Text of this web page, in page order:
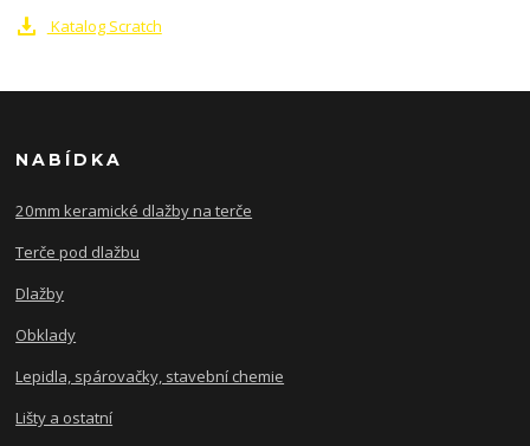
Katalog Scratch
NABÍDKA
20mm keramické dlažby na terče
Terče pod dlažbu
Dlažby
Obklady
Lepidla, spárovačky, stavební chemie
Lišty a ostatní